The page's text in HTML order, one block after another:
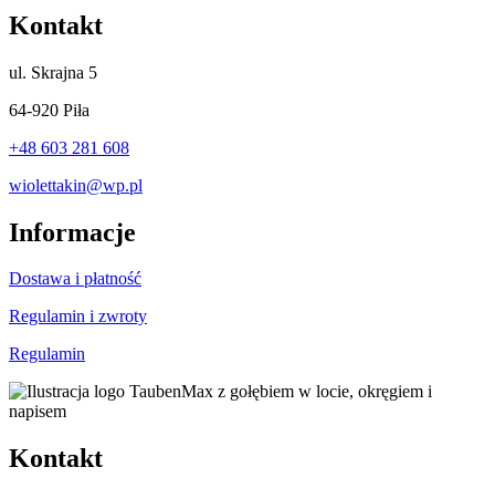
Kontakt
ul. Skrajna 5
64-920 Piła
+48 603 281 608
wiolettakin@wp.pl
Informacje
Dostawa i płatność
Regulamin i zwroty
Regulamin
Kontakt